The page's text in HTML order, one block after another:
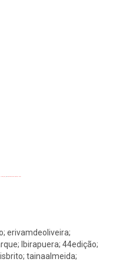
erivamdeoliveira;
Ibirapuera; 44edição;
tainaalmeida;